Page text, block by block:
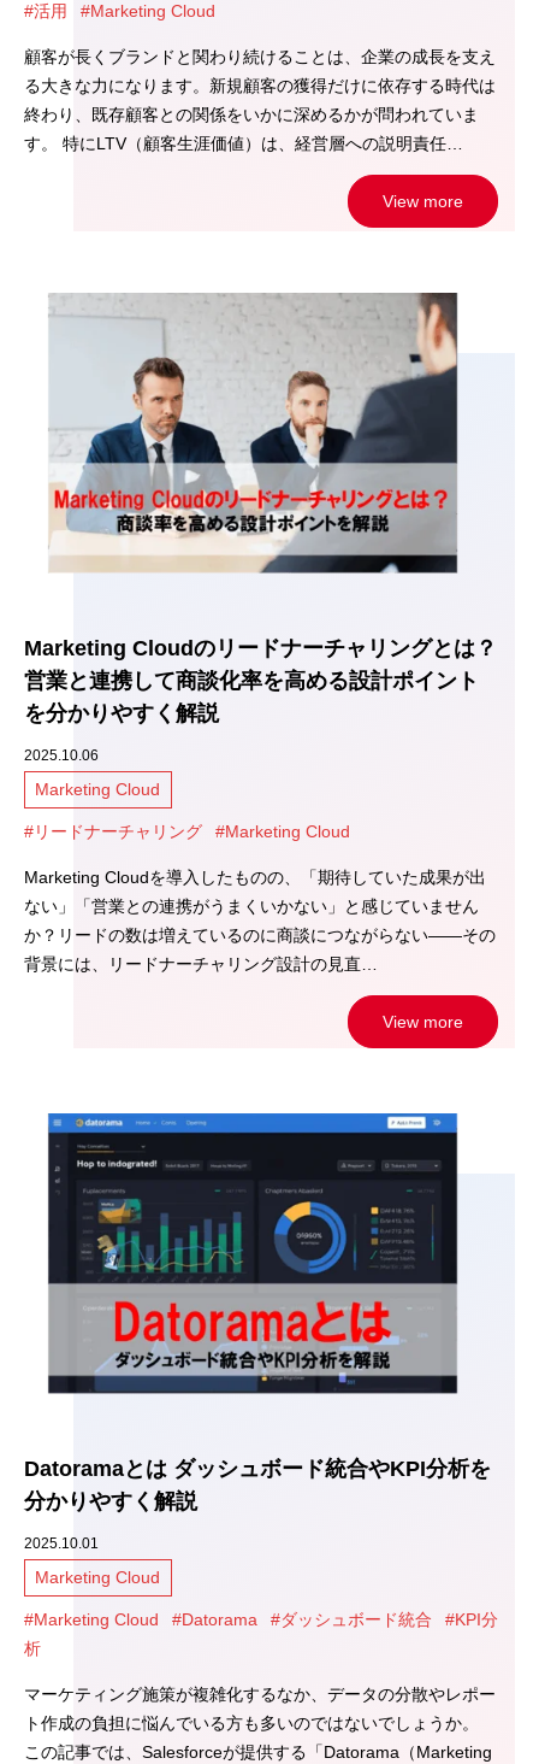
#活用 #Marketing Cloud
顧客が長くブランドと関わり続けることは、企業の成長を支え
る大きな力になります。新規顧客の獲得だけに依存する時代は
終わり、既存顧客との関係をいかに深めるかが問われていま
す。 特にLTV（顧客生涯価値）は、経営層への説明責任…
View more
Marketing Cloudのリードナーチャリングとは？
営業と連携して商談化率を高める設計ポイント
を分かりやすく解説
2025.10.06
Marketing Cloud
#リードナーチャリング #Marketing Cloud
Marketing Cloudを導入したものの、「期待していた成果が出
ない」「営業との連携がうまくいかない」と感じていません
か？リードの数は増えているのに商談につながらない――その
背景には、リードナーチャリング設計の見直…
View more
Datoramaとは ダッシュボード統合やKPI分析を
分かりやすく解説
2025.10.01
Marketing Cloud
#Marketing Cloud #Datorama #ダッシュボード統合
#KPI分
析
マーケティング施策が複雑化するなか、データの分散やレポー
ト作成の負担に悩んでいる方も多いのではないでしょうか。
この記事では、Salesforceが提供する「Datorama（Marketing